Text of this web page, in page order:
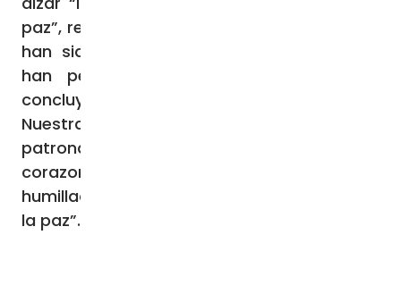
paz”, recordando que “demasiadas familias
han sido destruidas. Demasiados jóvenes
han perdido la esperanza”. El mensaje
concluye con una plegaria al Señor y a
Nuestra Señora del Perpetuo Socorro,
patrona de Haití, para que “toque los
corazones endurecidos, levante a los
humillados, bendiga a los constructores de
la paz”.